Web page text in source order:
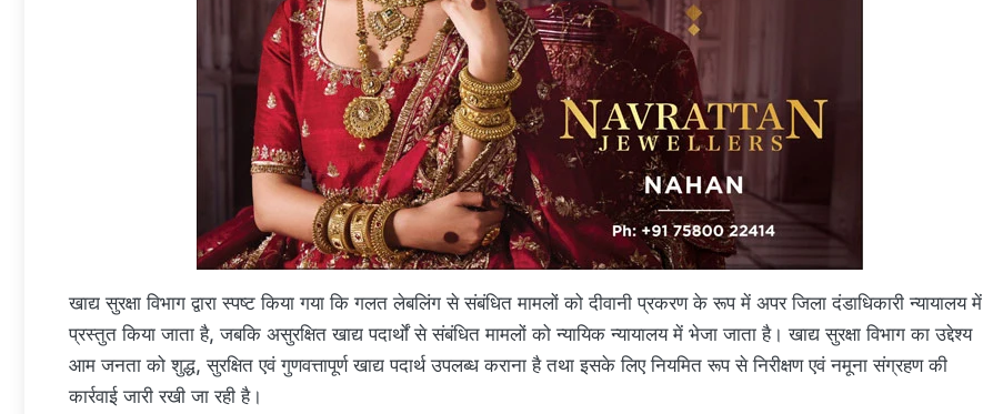
खाद्य सुरक्षा विभाग द्वारा स्पष्ट किया गया कि गलत लेबलिंग से संबंधित मामलों को दीवानी प्रकरण के रूप में अपर जिला दंडाधिकारी न्यायालय में
प्रस्तुत किया जाता है, जबकि असुरक्षित खाद्य पदार्थों से संबंधित मामलों को न्यायिक न्यायालय में भेजा जाता है। खाद्य सुरक्षा विभाग का उद्देश्य
आम जनता को शुद्ध, सुरक्षित एवं गुणवत्तापूर्ण खाद्य पदार्थ उपलब्ध कराना है तथा इसके लिए नियमित रूप से निरीक्षण एवं नमूना संग्रहण की
कार्रवाई जारी रखी जा रही है।